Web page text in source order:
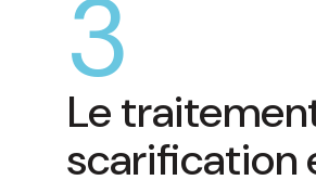
3
Le
scarification